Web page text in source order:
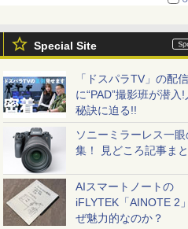
Special Site
「ドスパラTV」の配
に“PAD”撮影班が潜入
秘訣に迫る!!
ソニーミラーレス一
集！ 見どころ記事ま
AIスマートノートの
iFLYTEK「AINOTE 2
ぜ魅力的なのか？